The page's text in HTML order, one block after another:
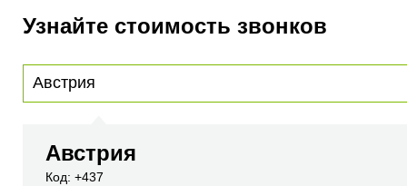
Узнайте стоимость звонков
Австрия
Код: +437